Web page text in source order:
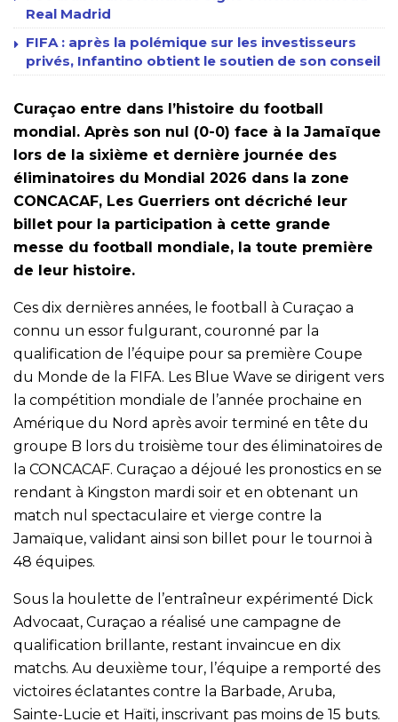
Real Madrid
FIFA : après la polémique sur les investisseurs
privés, Infantino obtient le soutien de son conseil
Curaçao entre dans l’histoire du football
mondial. Après son nul (0-0) face à la Jamaïque
lors de la sixième et dernière journée des
éliminatoires du Mondial 2026 dans la zone
CONCACAF, Les Guerriers ont décriché leur
billet pour la participation à cette grande
messe du football mondiale, la toute première
de leur histoire.
Ces dix dernières années, le football à Curaçao a
connu un essor fulgurant, couronné par la
qualification de l’équipe pour sa première Coupe
du Monde de la FIFA. Les Blue Wave se dirigent vers
la compétition mondiale de l’année prochaine en
Amérique du Nord après avoir terminé en tête du
groupe B lors du troisième tour des éliminatoires de
la CONCACAF. Curaçao a déjoué les pronostics en se
rendant à Kingston mardi soir et en obtenant un
match nul spectaculaire et vierge contre la
Jamaïque, validant ainsi son billet pour le tournoi à
48 équipes.
Sous la houlette de l’entraîneur expérimenté Dick
Advocaat, Curaçao a réalisé une campagne de
qualification brillante, restant invaincue en dix
matchs. Au deuxième tour, l’équipe a remporté des
victoires éclatantes contre la Barbade, Aruba,
Sainte-Lucie et Haïti, inscrivant pas moins de 15 buts.